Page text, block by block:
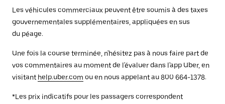
Les véhicules commerciaux peuvent être soumis à des taxes
gouvernementales supplémentaires, appliquées en sus
du péage.
Une fois la course terminée, n'hésitez pas à nous faire part de
vos commentaires au moment de l'évaluer dans l'app Uber, en
visitant help.uber.com ou en nous appelant au 800 664-1378.
*Les prix indicatifs pour les passagers correspondent